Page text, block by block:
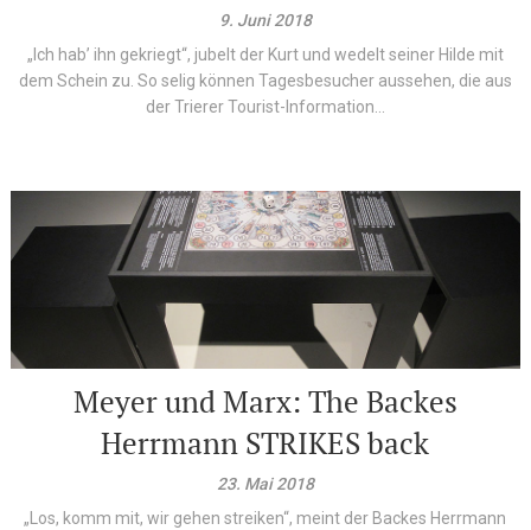
9. Juni 2018
„Ich hab’ ihn gekriegt“, jubelt der Kurt und wedelt seiner Hilde mit
dem Schein zu. So selig können Tagesbesucher aussehen, die aus
der Trierer Tourist-Information...
Meyer und Marx: The Backes
Herrmann STRIKES back
23. Mai 2018
„Los, komm mit, wir gehen streiken“, meint der Backes Herrmann